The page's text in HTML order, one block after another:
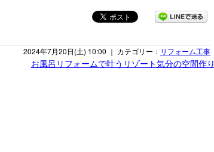
2024年7月20日(土) 10:00 ｜ カテゴリー： リフォーム工事
お風呂リフォームで叶うリゾート気分の空間作り